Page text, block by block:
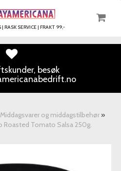
RASK SERVICE | FRAKT 99,-
besøk
Middagsvarer og middagstilbehør »
Roasted Tomato Salsa 250g.